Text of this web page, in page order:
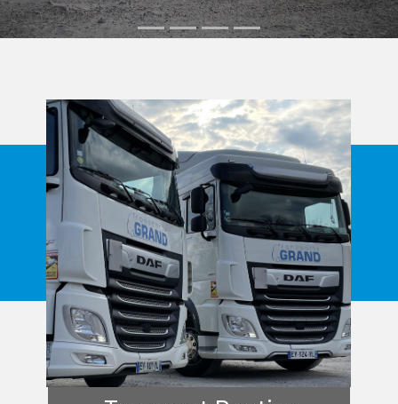
Transport Routier